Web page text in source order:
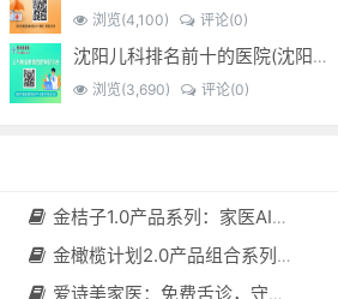
浏览(4,100) 评论(0)
沈阳儿科排名前十的医院(沈阳儿科最好的医院)
浏览(3,690) 评论(0)
金桔子1.0产品系列：家医AI慢病管理项目全国招募区域合伙人，低投入，高回报，长收益
金橄榄计划2.0产品组合系列：健康分布机（健康一体机）+慢病管理系统，可落地在健康小屋，社区服务中心等等
爱诗美家医：免费舌诊，守护您的健康之旅